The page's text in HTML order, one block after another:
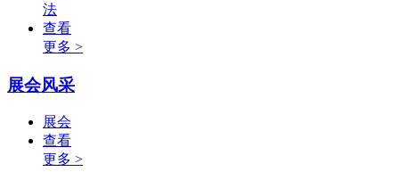
法
查看
更多 >
展会风采
展会
查看
更多 >